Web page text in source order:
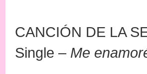
CANCIÓN DE LA
Single – Me